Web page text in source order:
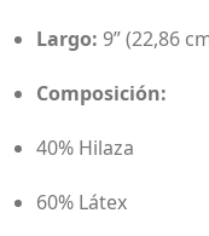
Largo: 9” (22,86
Composición:
40% Hilaza
60% Látex